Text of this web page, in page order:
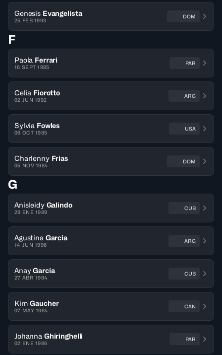
Genesis Evangelista
25 FEB 1993
DOM
F
Paola Ferrari
16 SEPT 1985
PAR
Celia Fiorotto
02 JUN 1992
ARG
Sylvia Fowles
06 OCT 1985
USA
Charlenny Frias
05 NOV 1984
DOM
G
Anisleidy Galindo
29 ENE 1989
CUB
Agustina Garcia
14 JUN 1996
ARG
Anay Garcia
27 ABR 1994
CUB
Kim Gaucher
07 MAY 1984
CAN
Johanna Ghiringhelli
02 ENE 1986
PAR